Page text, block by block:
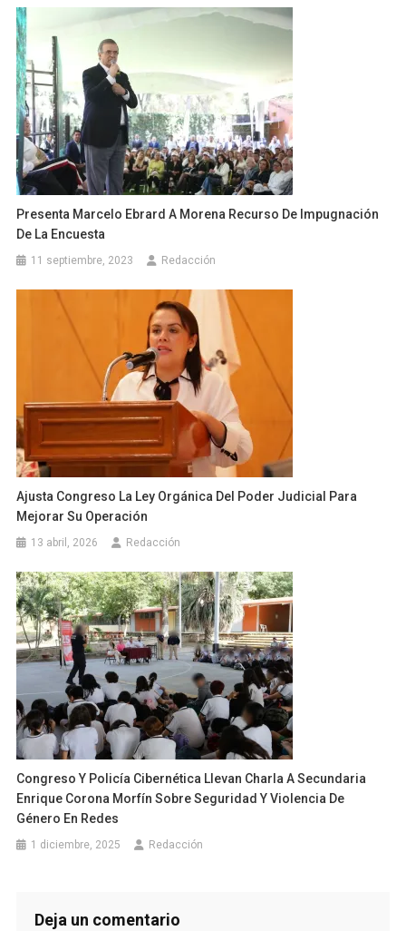
Presenta Marcelo Ebrard A Morena Recurso De Impugnación
De La Encuesta
11 septiembre, 2023 Redacción
Ajusta Congreso La Ley Orgánica Del Poder Judicial Para
Mejorar Su Operación
13 abril, 2026 Redacción
Congreso Y Policía Cibernética Llevan Charla A Secundaria
Enrique Corona Morfín Sobre Seguridad Y Violencia De
Género En Redes
1 diciembre, 2025 Redacción
Deja un comentario